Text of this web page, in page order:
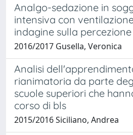
Analgo-sedazione in
intensiva con
indagine sulla
2016/2017 Gusella, Veronica
Analisi
rianimatoria da parte
scuole superiori che
corso di bls
2015/2016 Siciliano, Andrea